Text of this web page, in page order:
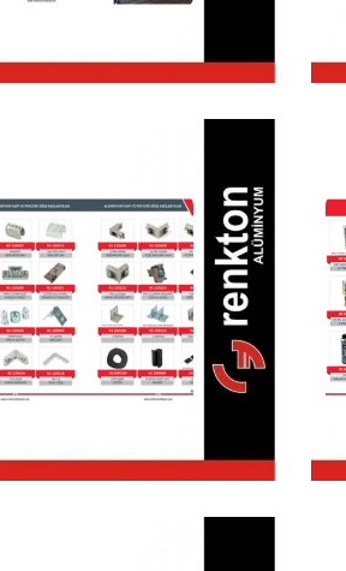
Alüminyum Kapı
Pencere Köşe
Bağlantıları